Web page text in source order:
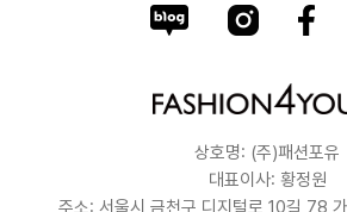
상호명: (주)패션포유
대표이사: 황정원
주소: 서울시 금천구 디지털로 10길 78